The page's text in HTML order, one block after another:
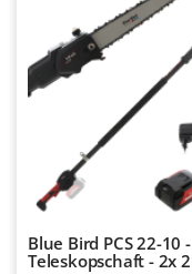
Zephir
ZGrills
Zomax
Blue Bird PCS 22-
Teleskopschaft - 2x